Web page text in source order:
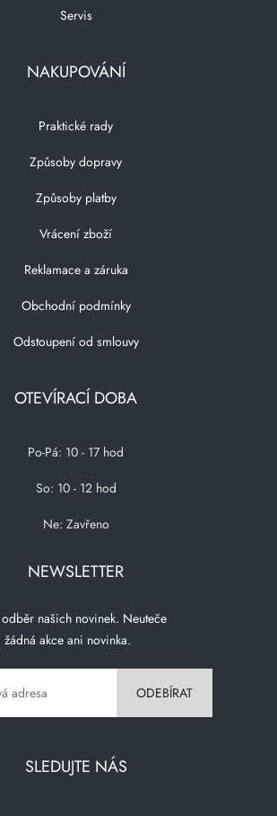
Servis
NAKUPOVÁNÍ
Praktické rady
Způsoby dopravy
Způsoby platby
Vrácení zboží
Reklamace a záruka
Obchodní podmínky
Odstoupení od smlouvy
OTEVÍRACÍ DOBA
Po-Pá: 10 - 17 hod
So: 10 - 12 hod
Ne: Zavřeno
NEWSLETTER
našich novinek. Neuteče
žádná akce ani novinka.
SLEDUJTE NÁS